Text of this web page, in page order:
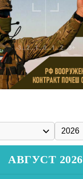
АВГУСТ 2026